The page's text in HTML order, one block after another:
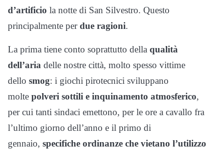
d’artificio la notte di San Silvestro. Questo
principalmente perdue ragioni.
La prima tiene conto soprattutto della qualità
dell’aria delle nostre città, molto spesso vittime
dello smog: i giochi pirotecnici sviluppano
molte polveri sottili e inquinamento atmosferico,
per cui tanti sindaci emettono, per le ore a cavallo fra
l’ultimo giorno dell’anno e il primo di
gennaio, specifiche ordinanze che vietano l’utilizzo